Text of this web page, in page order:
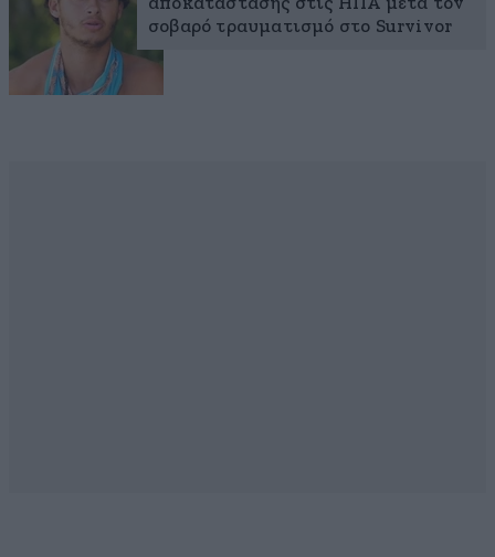
αποκατάστασης στις ΗΠΑ μετά τον
σοβαρό τραυματισμό στο Survivor